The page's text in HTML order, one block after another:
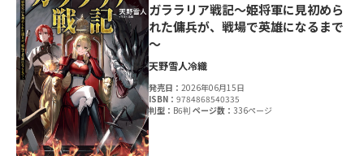
ガララリア戦記～姫将軍に見初めら
れた傭兵が、戦場で英雄になるまで
～
天野雪人冷織
発売日：2026年06月15日
ISBN：9784868540335
判型： B6判ページ数：336ページ